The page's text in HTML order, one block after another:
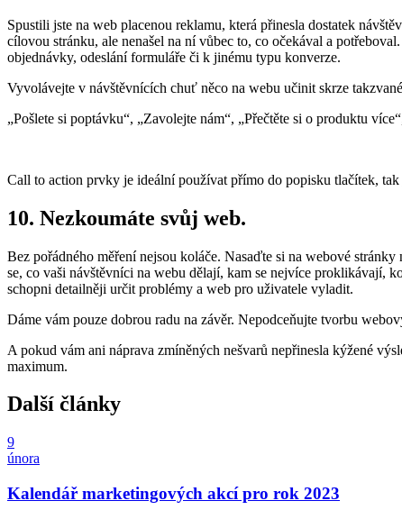
Spustili jste na web placenou reklamu, která přinesla dostatek
cílovou stránku, ale nenašel na ní vůbec to, co očekával a
objednávky, odeslání formuláře či k jinému typu konverze.
Vyvolávejte v návštěvnících chuť něco na webu učinit skrze
„Pošlete si poptávku“, „Zavolejte nám“, „Přečtěte si o produktu
Call to action prvky je ideální používat přímo do popisku tlačítek,
10. Nezkoumáte svůj web.
Bez pořádného měření nejsou koláče. Nasaďte si na webové
se, co vaši návštěvníci na webu dělají, kam se nejvíce proklikávají,
schopni detailněji určit problémy a web pro uživatele vyladit.
Dáme vám pouze dobrou radu na závěr. Nepodceňujte tvorbu
A pokud vám ani náprava zmíněných nešvarů nepřinesla kýžené
maximum.
Další články
9
února
Kalendář marketingových akcí pro rok 2023